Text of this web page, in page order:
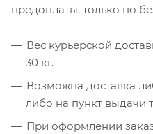
предоплаты, только по
Вес курьерской
30 кг.
Возможна доставка
либо на пункт выдачи
При оформлении